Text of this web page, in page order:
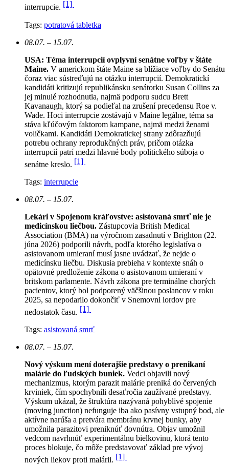
interrupcie. [1]
Tags: potratová tabletka
08.07. – 15.07.
USA: Téma interrupcií ovplyvní senátne voľby v štáte
Maine. V americkom štáte Maine sa blížiace voľby do Senátu
čoraz viac sústreďujú na otázku interrupcií. Demokratickí
kandidáti kritizujú republikánsku senátorku Susan Collins za
jej minulé rozhodnutia, najmä podporu sudcu Brett
Kavanaugh, ktorý sa podieľal na zrušení precedensu Roe v.
Wade. Hoci interrupcie zostávajú v Maine legálne, téma sa
stáva kľúčovým faktorom kampane, najmä medzi ženami
voličkami. Kandidáti Demokratickej strany zdôrazňujú
potrebu ochrany reprodukčných práv, pričom otázka
interrupcií patrí medzi hlavné body politického súboja o
senátne kreslo. [1]
Tags: interrupcie
08.07. – 15.07.
Lekári v Spojenom kráľovstve: asistovaná smrť nie je
medicínskou liečbou. Zástupcovia British Medical
Association (BMA) na výročnom zasadnutí v Brighton (22.
júna 2026) podporili návrh, podľa ktorého legislatíva o
asistovanom umieraní musí jasne uvádzať, že nejde o
medicínsku liečbu. Diskusia prebieha v kontexte snáh o
opätovné predloženie zákona o asistovanom umieraní v
britskom parlamente. Návrh zákona pre terminálne chorých
pacientov, ktorý bol podporený väčšinou poslancov v roku
2025, sa nepodarilo dokončiť v Snemovni lordov pre
nedostatok času. [1]
Tags: asistovaná smrť
08.07. – 15.07.
Nový výskum mení doterajšie predstavy o prenikaní
malárie do ľudských buniek. Vedci objavili nový
mechanizmus, ktorým parazit malárie preniká do červených
krviniek, čím spochybnili desaťročia zaužívané predstavy.
Výskum ukázal, že štruktúra nazývaná pohyblivé spojenie
(moving junction) nefunguje iba ako pasívny vstupný bod, ale
aktívne narúša a pretvára membránu krvnej bunky, aby
umožnila parazitovi preniknúť dovnútra. Objav umožnil
vedcom navrhnúť experimentálnu bielkovinu, ktorá tento
proces blokuje, čo môže predstavovať základ pre vývoj
nových liekov proti malárii. [1]